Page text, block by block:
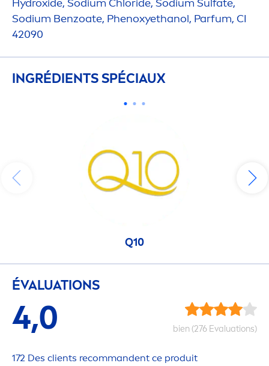
Hydroxide, Sodium Chloride, Sodium Sulfate,
Sodium Benzoate, Phenoxyethanol, Parfum, CI
42090
INGRÉDIENTS SPÉCIAUX
Q10
ÉVALUATIONS
4,0 bien (276 Evaluations)
172 Des clients recommandent ce produit